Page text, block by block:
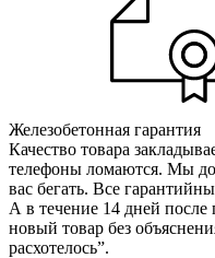
Железобетонная гарантия
Качество товара
телефоны ломаются. Мы
вас бегать. Все
А в течение 14 дней после
новый товар без
расхотелось”.